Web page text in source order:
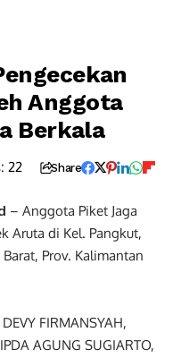
Anggota
Berkala
22 Share
– Anggota Piket Jaga
Aruta di Kel. Pangkut,
Prov. Kalimantan
FIRMANSYAH,
AGUNG SUGIARTO,